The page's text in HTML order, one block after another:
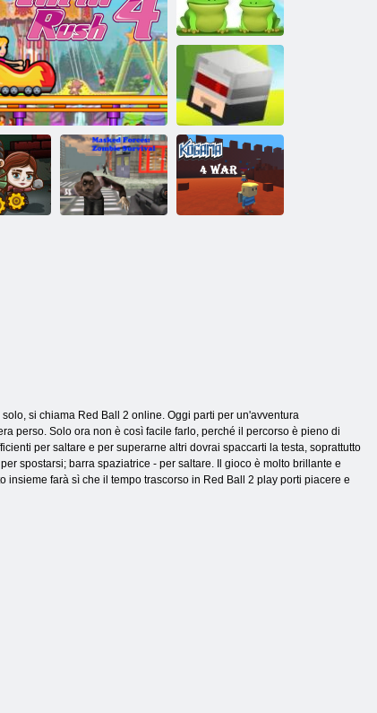
Leap Frog
Salta e rimbalzo
si chiama Red Ball 2 online. Oggi parti per un'avventura
perso. Solo ora non è così facile farlo, perché il percorso è pieno di
per saltare e per superarne altri dovrai spaccarti la testa, soprattutto
spostarsi; barra spaziatrice - per saltare. Il gioco è molto brillante e
farà sì che il tempo trascorso in Red Ball 2 play porti piacere e